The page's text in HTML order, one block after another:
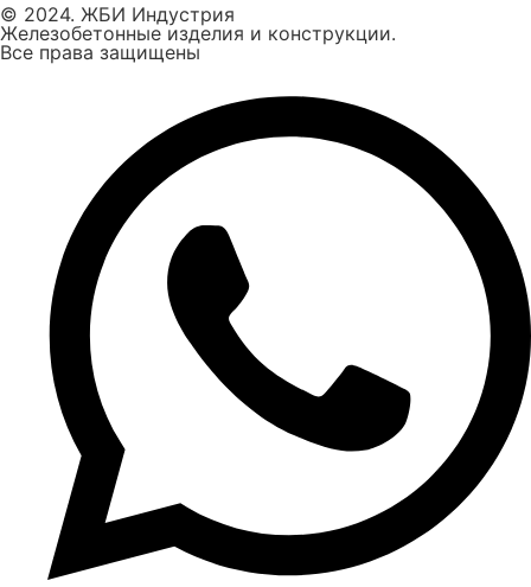
© 2024. ЖБИ Индустрия
Железобетонные изделия и конструкции.
Все права защищены